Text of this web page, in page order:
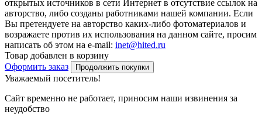
открытых источников в сети Интернет в отсутствие ссылок на
авторство, либо созданы работниками нашей компании. Если
Вы претендуете на авторство каких-либо фотоматериалов и
возражаете против их использования на данном сайте, просим
написать об этом на e-mail: inet@hited.ru
Товар добавлен в корзину
Оформить заказ
Продолжить покупки
Уважаемый посетитель!
Сайт временно не работает, приносим наши извинения за
неудобство